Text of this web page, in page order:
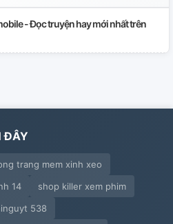
- Đọc truyện hay mới nhất trên
ĐÂY
trang mem xinh xeo
14
shop killer xem phim
538